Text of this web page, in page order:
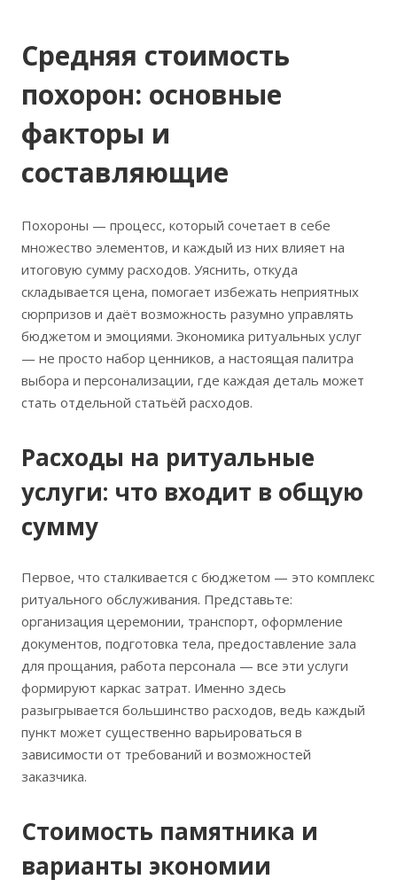
Средняя стоимость
похорон: основные
факторы и
составляющие
Похороны — процесс, который сочетает в себе
множество элементов, и каждый из них влияет на
итоговую сумму расходов. Уяснить, откуда
складывается цена, помогает избежать неприятных
сюрпризов и даёт возможность разумно управлять
бюджетом и эмоциями. Экономика ритуальных услуг
— не просто набор ценников, а настоящая палитра
выбора и персонализации, где каждая деталь может
стать отдельной статьёй расходов.
Расходы на ритуальные
услуги: что входит в общую
сумму
Первое, что сталкивается с бюджетом — это комплекс
ритуального обслуживания. Представьте:
организация церемонии, транспорт, оформление
документов, подготовка тела, предоставление зала
для прощания, работа персонала — все эти услуги
формируют каркас затрат. Именно здесь
разыгрывается большинство расходов, ведь каждый
пункт может существенно варьироваться в
зависимости от требований и возможностей
заказчика.
Стоимость памятника и
варианты экономии